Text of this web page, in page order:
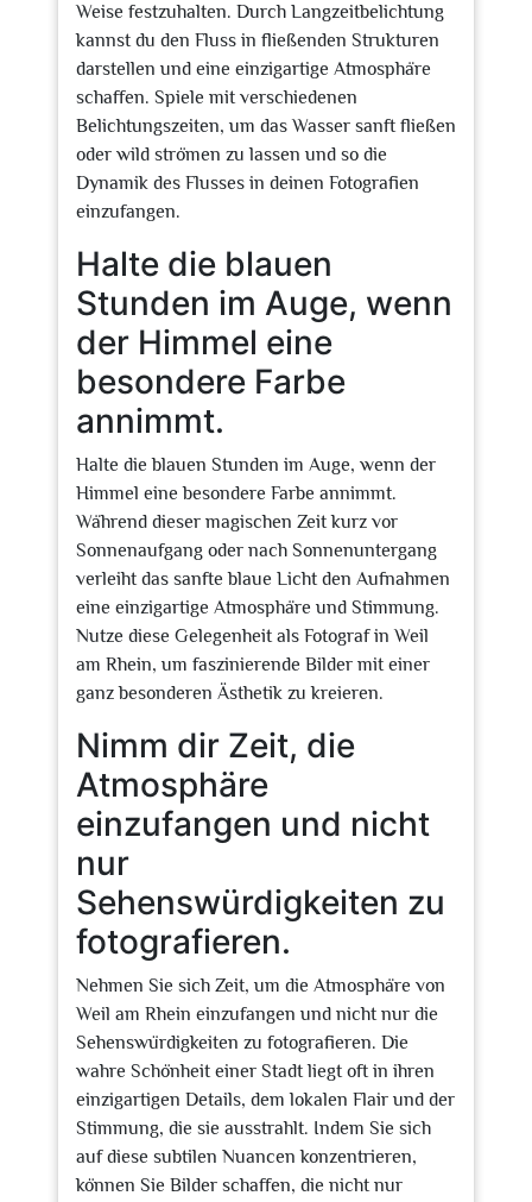
Weise festzuhalten. Durch Langzeitbelichtung
kannst du den Fluss in fließenden Strukturen
darstellen und eine einzigartige Atmosphäre
schaffen. Spiele mit verschiedenen
Belichtungszeiten, um das Wasser sanft fließen
oder wild strömen zu lassen und so die
Dynamik des Flusses in deinen Fotografien
einzufangen.
Halte die blauen
Stunden im Auge, wenn
der Himmel eine
besondere Farbe
annimmt.
Halte die blauen Stunden im Auge, wenn der
Himmel eine besondere Farbe annimmt.
Während dieser magischen Zeit kurz vor
Sonnenaufgang oder nach Sonnenuntergang
verleiht das sanfte blaue Licht den Aufnahmen
eine einzigartige Atmosphäre und Stimmung.
Nutze diese Gelegenheit als Fotograf in Weil
am Rhein, um faszinierende Bilder mit einer
ganz besonderen Ästhetik zu kreieren.
Nimm dir Zeit, die
Atmosphäre
einzufangen und nicht
nur
Sehenswürdigkeiten zu
fotografieren.
Nehmen Sie sich Zeit, um die Atmosphäre von
Weil am Rhein einzufangen und nicht nur die
Sehenswürdigkeiten zu fotografieren. Die
wahre Schönheit einer Stadt liegt oft in ihren
einzigartigen Details, dem lokalen Flair und der
Stimmung, die sie ausstrahlt. Indem Sie sich
auf diese subtilen Nuancen konzentrieren,
können Sie Bilder schaffen, die nicht nur